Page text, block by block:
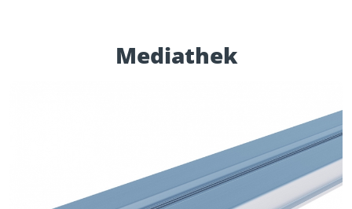
Mediathek